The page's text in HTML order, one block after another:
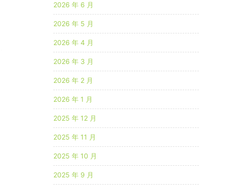
2026 年 6 月
2026 年 5 月
2026 年 4 月
2026 年 3 月
2026 年 2 月
2026 年 1 月
2025 年 12 月
2025 年 11 月
2025 年 10 月
2025 年 9 月